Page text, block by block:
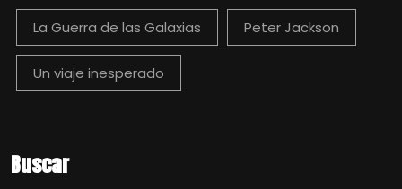
La Guerra de las Galaxias Peter Jackson
Un viaje inesperado
Buscar